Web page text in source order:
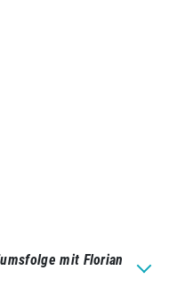
mit Florian